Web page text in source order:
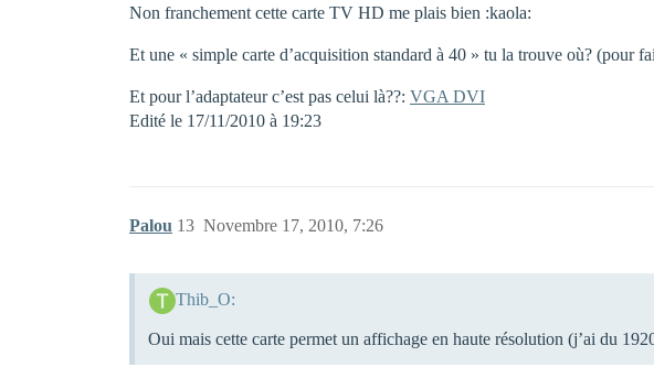
Non franchement cette carte TV HD me plais bien :kaola:
Et une « simple carte d’acquisition standard à 40 » tu la trouve où? (pour
Et pour l’adaptateur c’est pas celui là??: VGA DVI
Edité le 17/11/2010 à 19:23
Palou Novembre 17, 2010, 7:26
13
Thib_O:
Oui mais cette carte permet un affichage en haute résolution (j’ai du